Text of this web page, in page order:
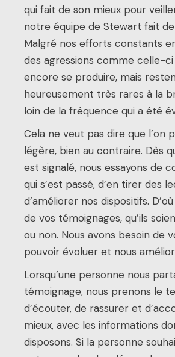
qui fait de son mieux pour
notre équipe de Stewart fait
Malgré nos efforts constants
des agressions comme celle-
encore se produire, mais
heureusement très rares à la
loin de la fréquence qui a été
Cela ne veut pas dire que l’on
légère, bien au contraire. Dès
est signalé, nous essayons de
qui s’est passé, d’en tirer des
d’améliorer nos dispositifs.
de vos témoignages, qu’ils
ou non. Nous avons besoin de
pouvoir évoluer et nous
Lorsqu’une personne nous
témoignage, nous prenons le
d’écouter, de rassurer et
mieux, avec les informations
disposons. Si la personne